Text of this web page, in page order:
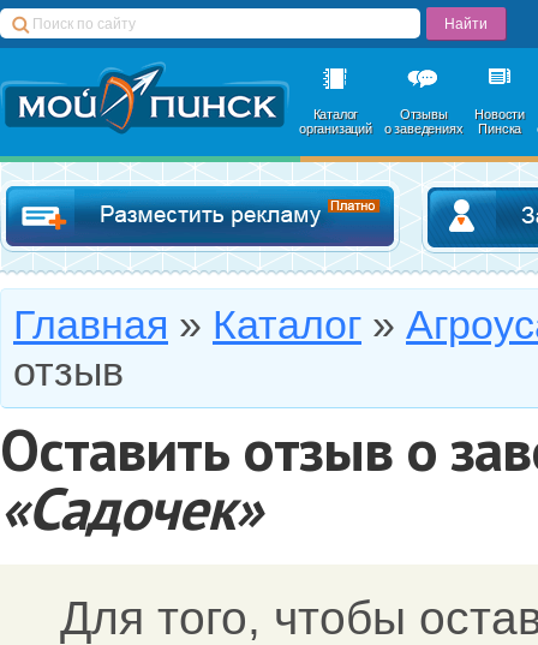
Каталог
организаций
Отзывы
о заведениях
Новости
Пинска
Добавить в
Главная » Каталог »
отзыв
Оставить отзыв о
«Садочек»
Для того, чтобы